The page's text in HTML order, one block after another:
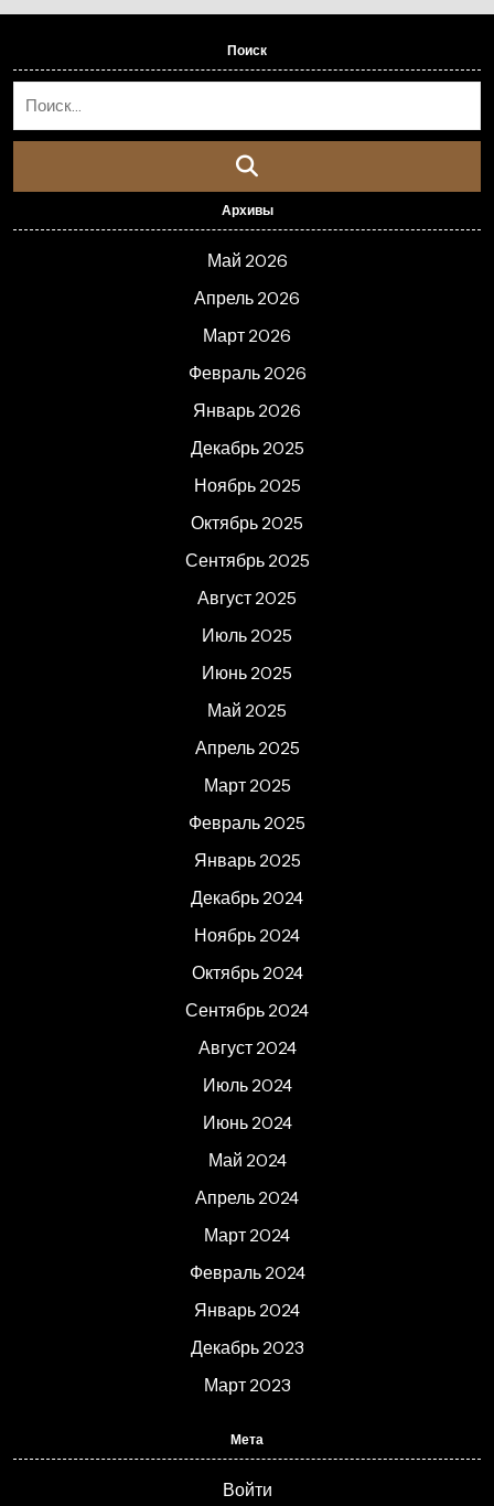
Поиск
Архивы
Май 2026
Апрель 2026
Март 2026
Февраль 2026
Январь 2026
Декабрь 2025
Ноябрь 2025
Октябрь 2025
Сентябрь 2025
Август 2025
Июль 2025
Июнь 2025
Май 2025
Апрель 2025
Март 2025
Февраль 2025
Январь 2025
Декабрь 2024
Ноябрь 2024
Октябрь 2024
Сентябрь 2024
Август 2024
Июль 2024
Июнь 2024
Май 2024
Апрель 2024
Март 2024
Февраль 2024
Январь 2024
Декабрь 2023
Март 2023
Мета
Войти